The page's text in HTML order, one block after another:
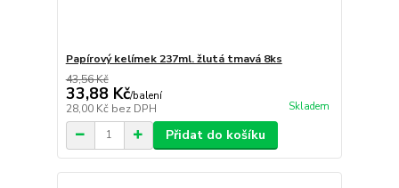
Papírový kelímek 237ml. žlutá tmavá 8ks
43,56 Kč
33,88 Kč/balení
28,00 Kč bez DPH Skladem
Přidat do košíku